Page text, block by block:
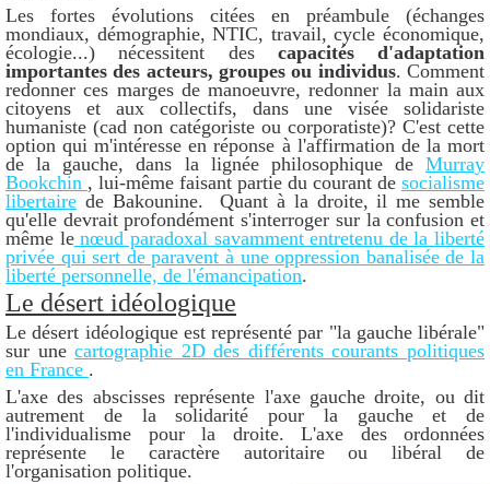
Les fortes évolutions citées en préambule (échanges
mondiaux, démographie, NTIC, travail, cycle économique,
écologie...) nécessitent des capacités d'adaptation
importantes des acteurs, groupes ou individus. Comment
redonner ces marges de manoeuvre, redonner la main aux
citoyens et aux collectifs, dans une visée solidariste
humaniste (cad non catégoriste ou corporatiste)? C'est cette
option qui m'intéresse en réponse à l'affirmation de la mort
de la gauche, dans la lignée philosophique de Murray
Bookchin , lui-même faisant partie du courant de socialisme
libertaire de Bakounine. Quant à la droite, il me semble
qu'elle devrait profondément s'interroger sur la confusion et
même lenœud paradoxal savamment entretenu de la liberté
privée qui sert de paravent à une oppression banalisée de la
liberté personnelle, de l'émancipation.
Le désert idéologique
Le désert idéologique est représenté par "la gauche libérale"
sur unecartographie 2D des différents courants politiques
en France .
L'axe des abscisses représente l'axe gauche droite, ou dit
autrement de la solidarité pour la gauche et de
l'individualisme pour la droite. L'axe des ordonnées
représente le caractère autoritaire ou libéral de
l'organisation politique.